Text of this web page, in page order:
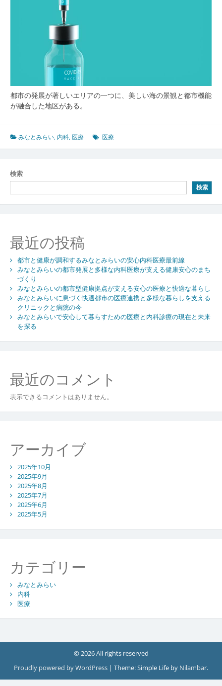
都市の発展が著しいエリアの一つに、美しい海の景観と都市機能
が融合した地区がある。
みなとみらい, 内科,医療 医療
検索
検索
最近の投稿
都市と健康が調和するみなとみらいの安心内科医療最前線
みなとみらいの都市発展と多様な内科医療が支える健康安心のまち
づくり
みなとみらいの都市型健康拠点が支える安心の医療と快適な暮らし
みなとみらいに息づく快適都市の医療連携と多様な暮らしを支える
クリニックと病院の今
みなとみらいで安心して暮らすための医療と内科診療の現在と未来
を探る
最近のコメント
表示できるコメントはありません。
アーカイブ
2025年10月
2025年9月
2025年8月
2025年7月
2025年6月
2025年5月
カテゴリー
みなとみらい
内科
医療
© 2026 All rights reserved
Proudly powered by WordPress | Theme: Simple Life by Nilambar.